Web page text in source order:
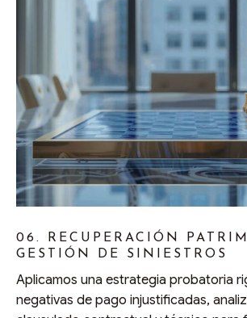
06. RECUPERACIÓN
GESTIÓN DE SINIESTROS
Aplicamos una estrategia probatoria
negativas de pago injustificadas,